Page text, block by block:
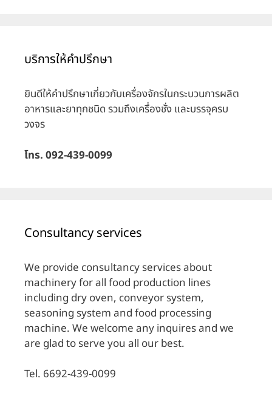
บริการให้คำปรึกษา
ยินดีให้คำปรึกษาเกี่ยวกับเครื่องจักรในกระบวนการผลิต
อาหารและยาทุกชนิด รวมถึงเครื่องชั่ง และบรรจุครบ
วงจร
โทร. 092-439-0099
Consultancy services
We provide consultancy services about
machinery for all food production lines
including dry oven, conveyor system,
seasoning system and food processing
machine. We welcome any inquires and we
are glad to serve you all our best.
Tel. 6692-439-0099